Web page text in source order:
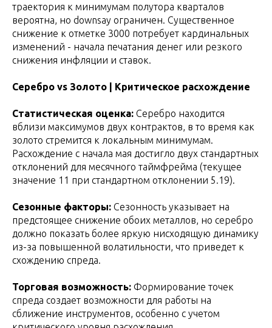
траектория к минимумам полутора кварталов
вероятна, но downsay ограничен. Существенное
снижение к отметке 3000 потребует кардинальных
изменений - начала печатания денег или резкого
снижения инфляции и ставок.
Серебро vs Золото | Критическое расхождение
Статистическая оценка: Серебро находится
вблизи максимумов двух контрактов, в то время как
золото стремится к локальным минимумам.
Расхождение с начала мая достигло двух стандартных
отклонений для месячного таймфрейма (текущее
значение 11 при стандартном отклонении 5.19).
Сезонные факторы: Сезонность указывает на
предстоящее снижение обоих металлов, но серебро
должно показать более яркую нисходящую динамику
из-за повышенной волатильности, что приведет к
схождению спреда.
Торговая возможность: Формирование точек
спреда создает возможности для работы на
сближение инструментов, особенно с учетом